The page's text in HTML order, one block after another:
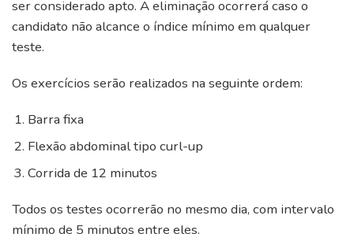
ser considerado apto. A eliminação ocorrerá caso o
candidato não alcance o índice mínimo em qualquer
teste.
Os exercícios serão realizados na seguinte ordem:
Barra fixa
Flexão abdominal tipo curl-up
Corrida de 12 minutos
Todos os testes ocorrerão no mesmo dia, com intervalo
mínimo de 5 minutos entre eles.